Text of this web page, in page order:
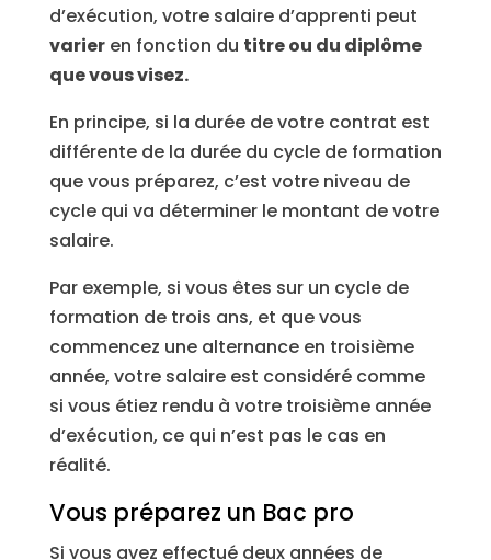
d’exécution, votre salaire d’apprenti peut
varieren fonction du titre ou du diplôme
que vous visez.
En principe, si la durée de votre contrat est
différente de la durée du cycle de formation
que vous préparez, c’est votre niveau de
cycle qui va déterminer le montant de votre
salaire.
Par exemple, si vous êtes sur un cycle de
formation de trois ans, et que vous
commencez une alternance en troisième
année, votre salaire est considéré comme
si vous étiez rendu à votre troisième année
d’exécution, ce qui n’est pas le cas en
réalité.
Vous préparez un Bac pro
Si vous avez effectué deux années de